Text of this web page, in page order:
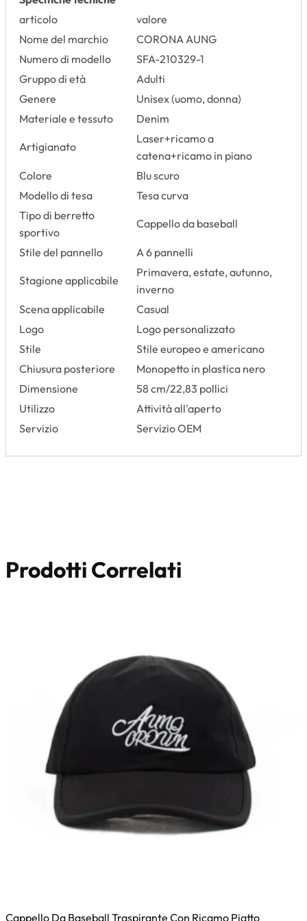
articolo
valore
Nome del marchio
CORONA AUNG
Numero di modello
SFA-210329-1
Gruppo di età
Adulti
Genere
Unisex (uomo, donna)
Materiale e tessuto
Denim
Artigianato
Laser+ricamo a
catena+ricamo in piano
Colore
Blu scuro
Modello di tesa
Tesa curva
Tipo di berretto
sportivo
Cappello da baseball
Stile del pannello A 6 pannelli
Stagione applicabile
Primavera, estate, autunno,
inverno
Scena applicabile
Casual
Logo
Logo personalizzato
Stile
Stile europeo e americano
Chiusura posteriore
Monopetto in plastica nero
Dimensione
58 cm/22,83 pollici
Utilizzo
Attività all'aperto
Servizio
Servizio OEM
Prodotti Correlati
Cappello Da Baseball Traspirante Con Ricamo Piatto